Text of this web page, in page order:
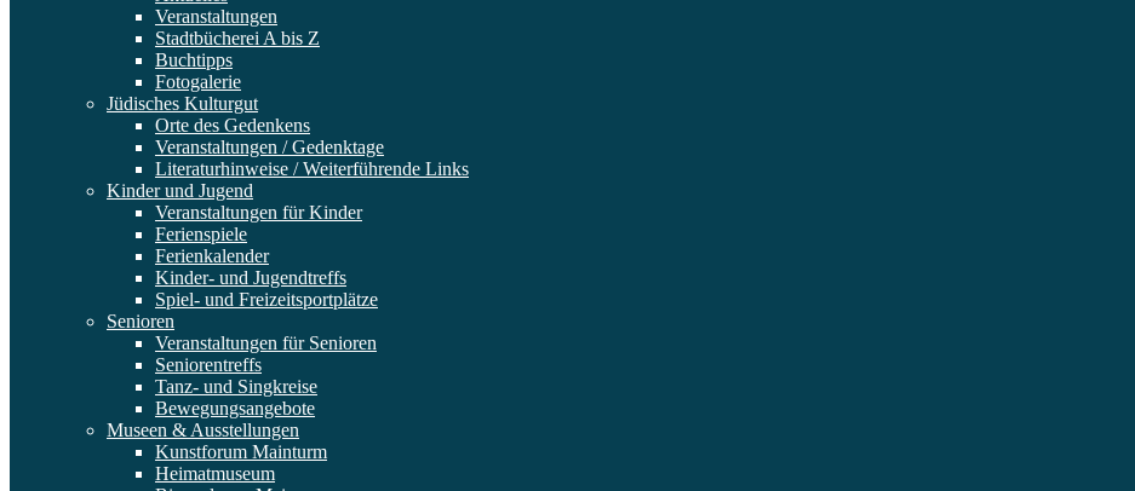
Veranstaltungen
Stadtbücherei A bis Z
Buchtipps
Fotogalerie
Jüdisches Kulturgut
Orte des Gedenkens
Veranstaltungen / Gedenktage
Literaturhinweise / Weiterführende Links
Kinder und Jugend
Veranstaltungen für Kinder
Ferienspiele
Ferienkalender
Kinder- und Jugendtreffs
Spiel- und Freizeitsportplätze
Senioren
Veranstaltungen für Senioren
Seniorentreffs
Tanz- und Singkreise
Bewegungsangebote
Museen & Ausstellungen
Kunstforum Mainturm
Heimatmuseum